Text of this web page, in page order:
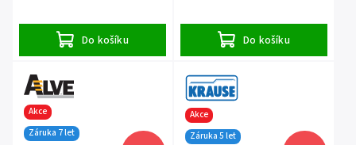
Do košíku Do košíku
Akce
Záruka 7 let
Akce
Záruka 5 let